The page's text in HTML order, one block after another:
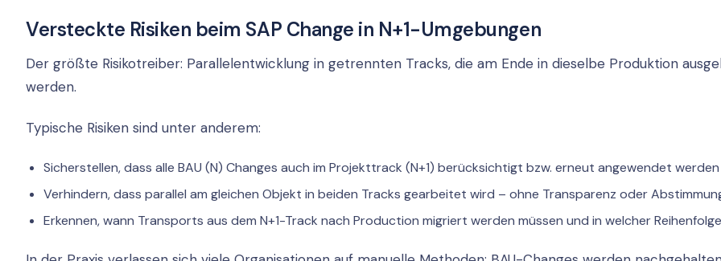
Versteckte Risiken beim SAP Change in N+1-Umgebungen
Der größte Risikotreiber: Parallelentwicklung in getrennten Tracks, die am Ende in dieselbe Produktion
werden.
Typische Risiken sind unter anderem:
Sicherstellen, dass alle BAU (N) Changes auch im Projekttrack (N+1) berücksichtigt bzw. erneut angewendet werden
Verhindern, dass parallel am gleichen Objekt in beiden Tracks gearbeitet wird – ohne Transparenz oder
Erkennen, wann Transports aus dem N+1-Track nach Production migriert werden müssen und in welcher Reihenfolge